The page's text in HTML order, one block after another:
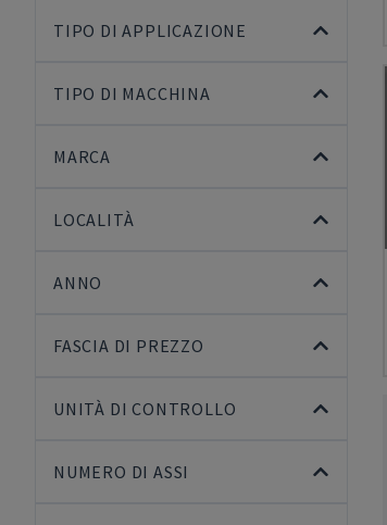
TIPO DI APPLICAZIONE
TIPO DI MACCHINA
MARCA
LOCALITÀ
ANNO
FASCIA DI PREZZO
UNITÀ DI CONTROLLO
NUMERO DI ASSI